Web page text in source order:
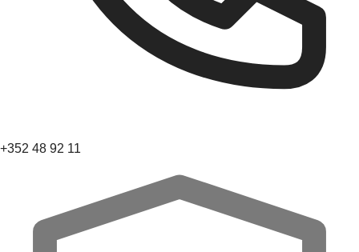
+352 48 92 11